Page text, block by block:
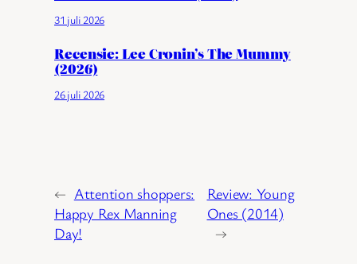
31 juli 2026
Recensie: Lee Cronin’s The Mummy
(2026)
26 juli 2026
← Attention shoppers:
Happy Rex Manning
Day!
Review: Young
Ones (2014)
→